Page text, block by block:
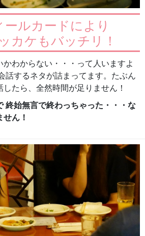
ールカードにより
カケもバッチリ！
わからない・・・って人いますよ
話するネタが詰まってます。たぶん
たら、全然時間が足りません！
終始無言で終わっちゃった・・・な
ん！